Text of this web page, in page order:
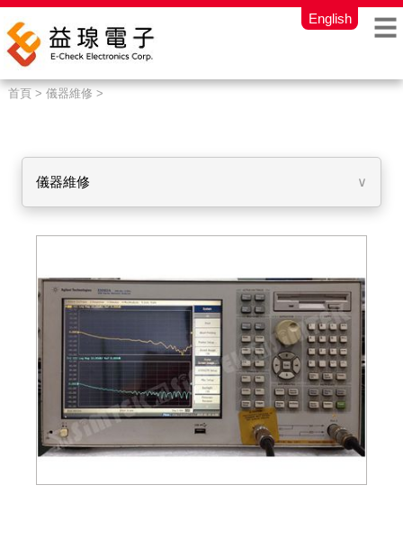
English
首頁 > 儀器維修 >
儀器維修 ∨